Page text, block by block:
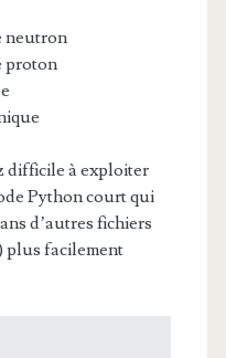
neutron
proton
difficile à exploiter
Python court qui
d’autres fichiers
plus facilement